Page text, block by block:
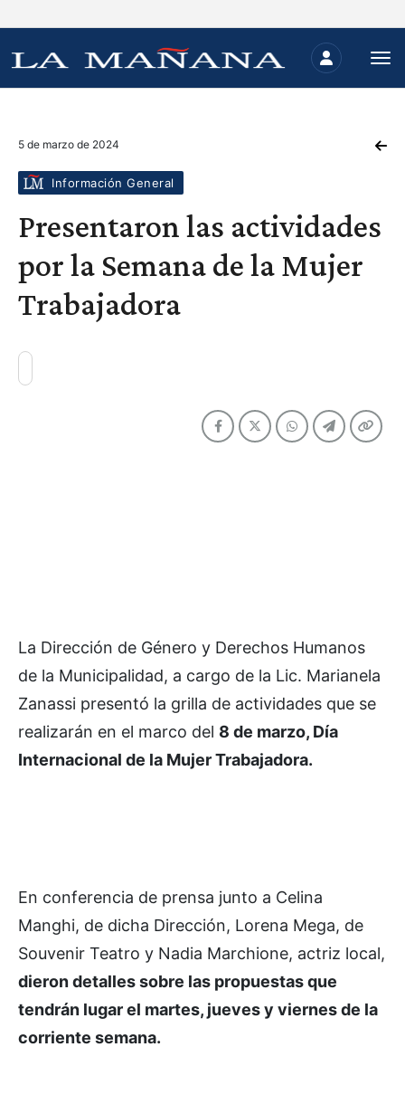
5 de marzo de 2024
Información General
Presentaron las actividades
por la Semana de la Mujer
Trabajadora
La Dirección de Género y Derechos Humanos
de la Municipalidad, a cargo de la Lic. Marianela
Zanassi presentó la grilla de actividades que se
realizarán en el marco del 8 de marzo, Día
Internacional de la Mujer Trabajadora.
En conferencia de prensa junto a Celina
Manghi, de dicha Dirección, Lorena Mega, de
Souvenir Teatro y Nadia Marchione, actriz local,
dieron detalles sobre las propuestas que
tendrán lugar el martes, jueves y viernes de la
corriente semana.